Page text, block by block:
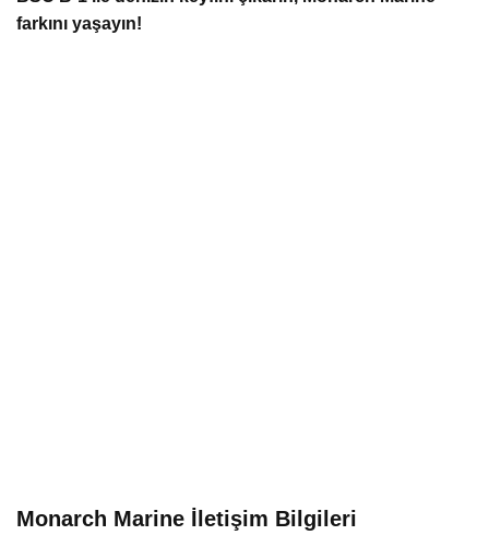
farkını yaşayın!
Monarch Marine İletişim Bilgileri